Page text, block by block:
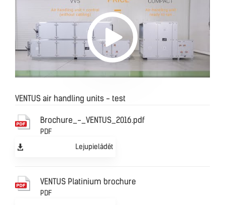
VENTUS air handling units - test
Brochure_-_VENTUS_2016.pdf
PDF
Lejupielādēt
VENTUS Platinium brochure
PDF